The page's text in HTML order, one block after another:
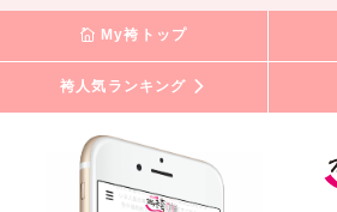
My袴トップ
袴人気ランキング